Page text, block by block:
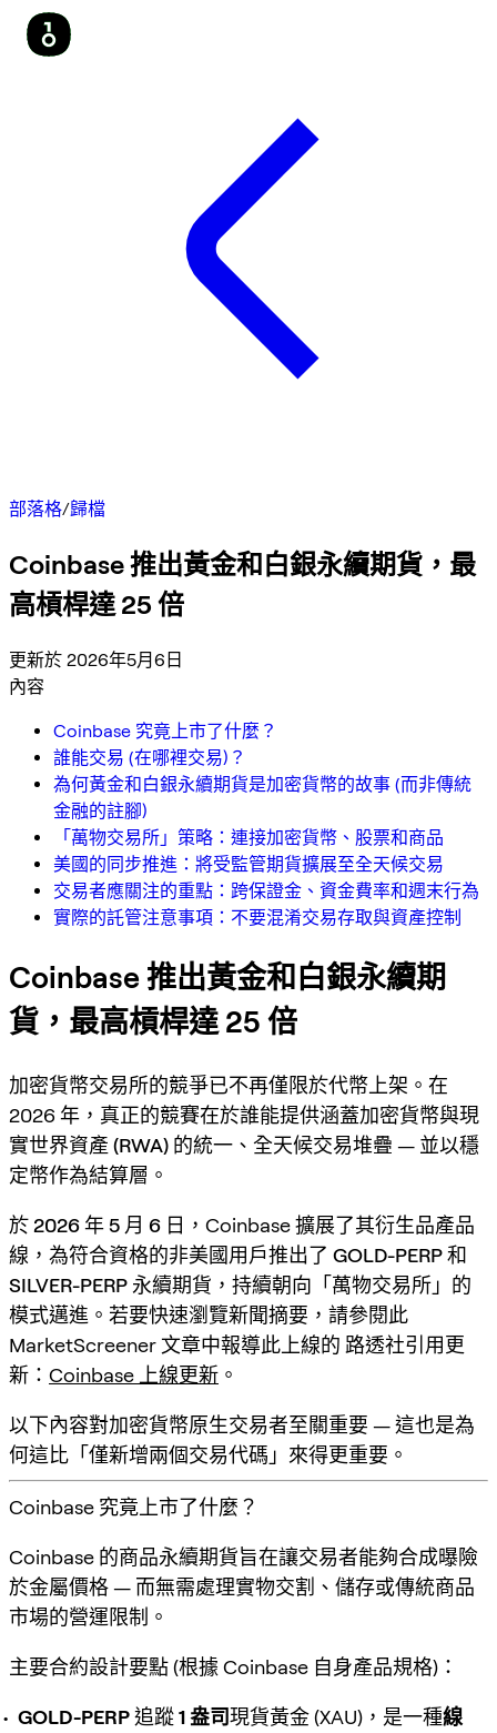
部落格/歸檔
Coinbase 推出黃金和白銀永續期貨，最
高槓桿達 25 倍
更新於 2026年5月6日
內容
Coinbase 究竟上市了什麼？
誰能交易 (在哪裡交易)？
為何黃金和白銀永續期貨是加密貨幣的故事 (而非傳統
金融的註腳)
「萬物交易所」策略：連接加密貨幣、股票和商品
美國的同步推進：將受監管期貨擴展至全天候交易
交易者應關注的重點：跨保證金、資金費率和週末行為
實際的託管注意事項：不要混淆交易存取與資產控制
Coinbase 推出黃金和白銀永續期
貨，最高槓桿達 25 倍
加密貨幣交易所的競爭已不再僅限於代幣上架。在
2026 年，真正的競賽在於誰能提供涵蓋加密貨幣與現
實世界資產 (RWA) 的統一、全天候交易堆疊 — 並以穩
定幣作為結算層。
於2026 年 5 月 6 日 ，Coinbase 擴展了其衍生品產品
線，為符合資格的非美國用戶推出了 GOLD-PERP和
SILVER-PERP 永續期貨，持續朝向「萬物交易所」的
模式邁進。若要快速瀏覽新聞摘要，請參閱此
MarketScreener 文章中報導此上線的 路透社引用更
新： Coinbase 上線更新 。
以下內容對加密貨幣原生交易者至關重要 — 這也是為
何這比「僅新增兩個交易代碼」來得更重要。
Coinbase 究竟上市了什麼？
Coinbase 的商品永續期貨旨在讓交易者能夠合成曝險
於金屬價格 — 而無需處理實物交割、儲存或傳統商品
市場的營運限制。
主要合約設計要點 (根據 Coinbase 自身產品規格)：
GOLD-PERP追蹤1 盎司現貨黃金 (XAU)，是一種線